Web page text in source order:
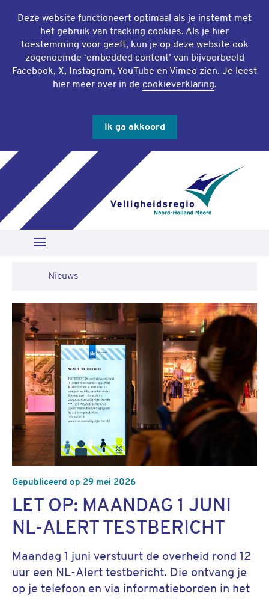
Deze website functioneert optimaal als je instemt met
het gebruik van tracking cookies. Als je hier
toestemming voor geeft, kun je op deze website ook
zogenoemde ‘embedded content’ van bijvoorbeeld
Facebook, X, Instagram, YouTube en Vimeo zien. Je leest
hier meer over in de cookieverklaring.
Ik ga akkoord
Open Menu
Zoeken
Nieuws
Gepubliceerd op 29 mei 2026
LET OP: MAANDAG 1 JUNI
NL-ALERT TESTBERICHT
Maandag 1 juni verstuurt de overheid rond 12
uur een NL-Alert testbericht. Die ontvang je
op je telefoon en via informatieborden in het